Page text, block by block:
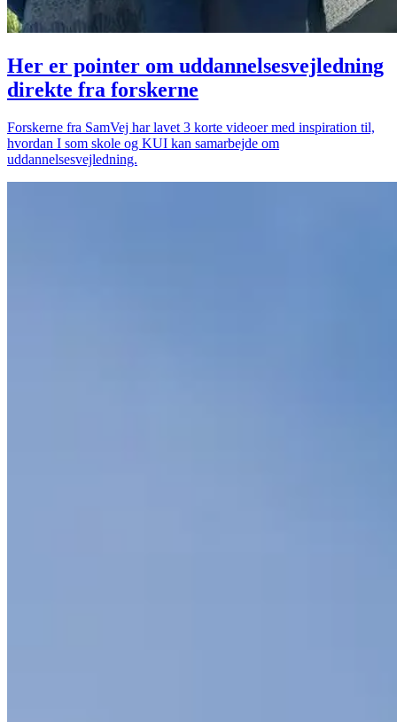
Her er pointer om uddannelsesvejledning
direkte fra forskerne
Forskerne fra SamVej har lavet 3 korte videoer med inspiration til,
hvordan I som skole og KUI kan samarbejde om
uddannelsesvejledning.